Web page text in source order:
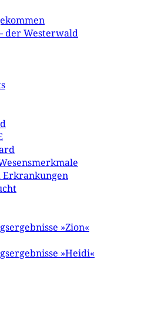
der Westerwald
Erkrankungen
»Zion«
»Heidi«